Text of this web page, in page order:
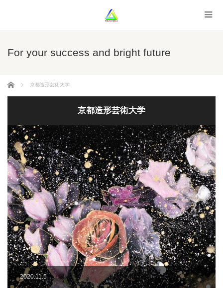
For your success and bright future
ホーム 京都造形芸術大学
京都造形芸術大学
2020.11.5